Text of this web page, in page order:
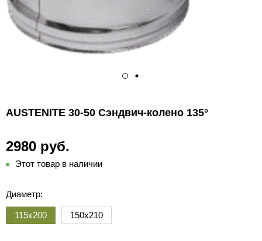
AUSTENITE 30-50 Сэндвич-колено 135°
2980 руб.
Этот товар в наличии
Диаметр:
115х200 150х210